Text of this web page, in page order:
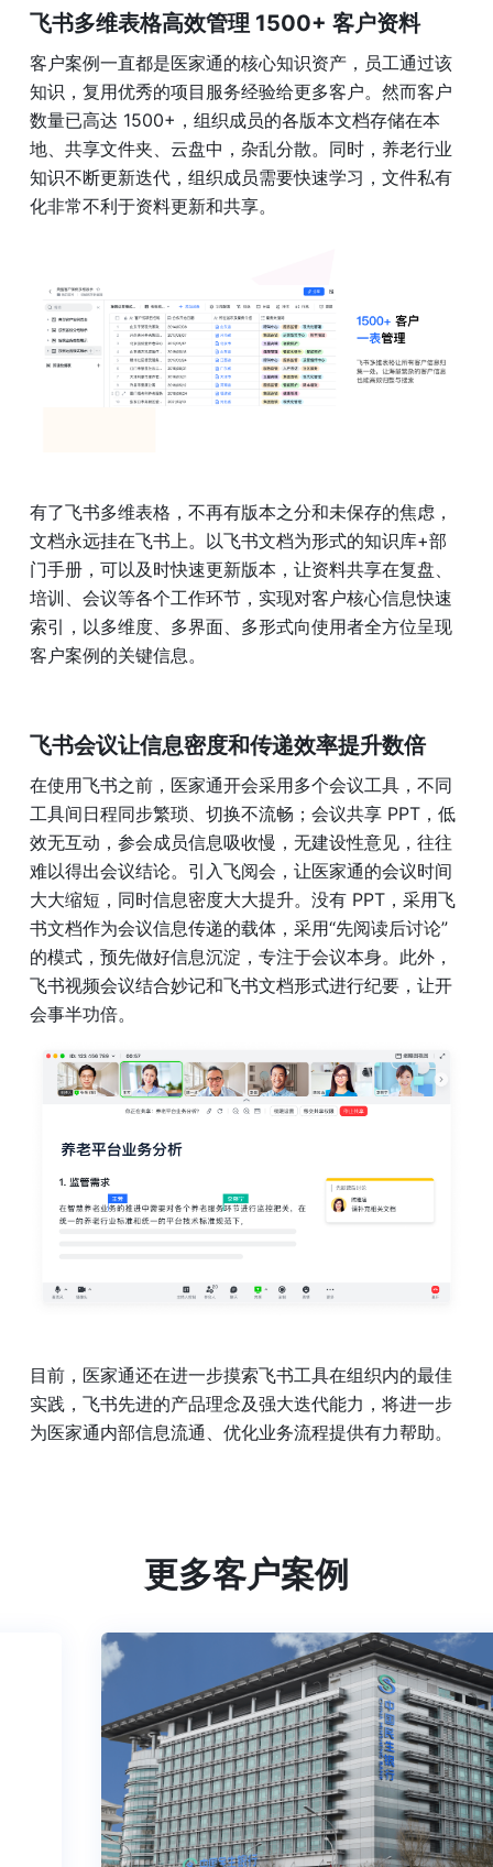
飞书多维表格高效管理 1500+ 客户资料
客户案例一直都是医家通的核心知识资产，员工通过该
知识，复用优秀的项目服务经验给更多客户。然而客户
数量已高达 1500+，组织成员的各版本文档存储在本
地、共享文件夹、云盘中，杂乱分散。同时，养老行业
知识不断更新迭代，组织成员需要快速学习，文件私有
化非常不利于资料更新和共享。
有了飞书多维表格，不再有版本之分和未保存的焦虑，
文档永远挂在飞书上。以飞书文档为形式的知识库+部
门手册，可以及时快速更新版本，让资料共享在复盘、
培训、会议等各个工作环节，实现对客户核心信息快速
索引，以多维度、多界面、多形式向使用者全方位呈现
客户案例的关键信息。
飞书会议让信息密度和传递效率提升数倍
在使用飞书之前，医家通开会采用多个会议工具，不同
工具间日程同步繁琐、切换不流畅；会议共享 PPT，低
效无互动，参会成员信息吸收慢，无建设性意见，往往
难以得出会议结论。 引入飞阅会，让医家通的会议时间
大大缩短，同时信息密度大大提升。没有 PPT，采用飞
书文档作为会议信息传递的载体，采用“先阅读后讨论”
的模式，预先做好信息沉淀，专注于会议本身。此外，
飞书视频会议结合妙记和飞书文档形式进行纪要，让开
会事半功倍。
目前，医家通还在进一步摸索飞书工具在组织内的最佳
实践，飞书先进的产品理念及强大迭代能力，将进一步
为医家通内部信息流通、优化业务流程提供有力帮助。
更多客户案例